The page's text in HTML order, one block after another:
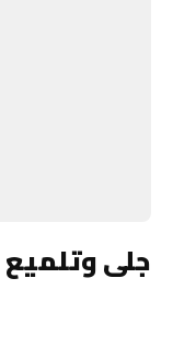
جلى وتلميع